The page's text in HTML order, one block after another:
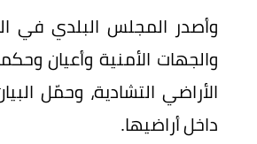
وأصدر المجلس البلدي في
والجهات الأمنية وأعيان
الأراضي التشادية، وحمّل
داخل أراضيها.